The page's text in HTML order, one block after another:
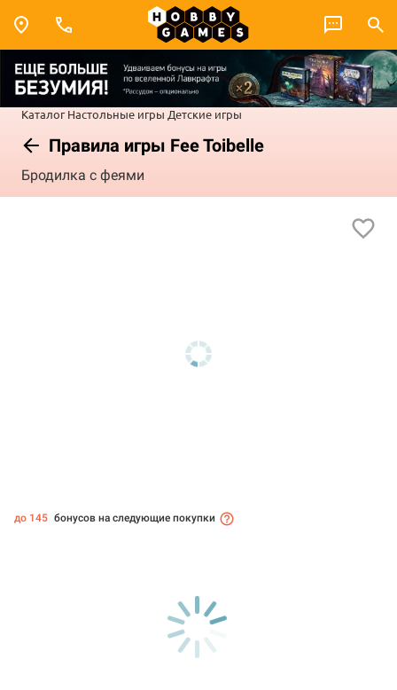
Каталог Настольные игры Детские игры
Правила игры Fee Toibelle
Бродилка с феями
до 145 бонусов на следующие покупки